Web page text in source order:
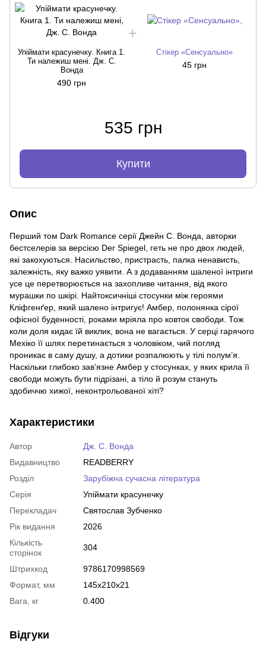
Упіймати красунечку. Книга 1.
Ти належиш мені. Дж. С.
Вонда
490 грн
Стікер «Сенсуально»
45 грн
535 грн
Купити
Опис
Перший том Dark Romance серії Джейн С. Вонда, авторки
бестселерів за версією Der Spiegel, геть не про двох людей,
які закохуються. Насильство, пристрасть, палка ненависть,
залежність, яку важко уявити. А з додаванням шаленої інтриги
усе це перетворюється на захопливе читання, від якого
мурашки по шкірі. Найтоксичніші стосунки між героями
Кліфгенґер, який шалено інтригує! Амбер, полонянка сірої
офісної буденності, роками мріяла про ковток свободи. Тож
коли доля кидає їй виклик, вона не вагається. У серці гарячого
Мехіко її шлях перетинається з чоловіком, чий погляд
проникає в саму душу, а дотики розпалюють у тілі полум’я.
Наскільки глибоко зав’язне Амбер у стосунках, у яких крила її
свободи можуть бути підрізані, а тіло й розум стануть
здобиччю хижої, неконтрольованої хіті?
Характеристики
Автор
Дж. С. Вонда
Видавництво
READBERRY
Розділ
Зарубіжна сучасна література
Серія
Упіймати красунечку
Перекладач
Святослав Зубченко
Рік видання
2026
Кількість
сторінок
304
Штрихкод
9786170998569
Формат, мм
145x210x21
Вага, кг
0.400
Відгуки